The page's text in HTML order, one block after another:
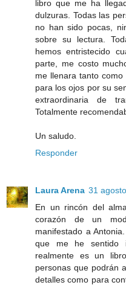
libro que me ha
dulzuras. Todas las
no han sido pocas,
sobre su lectura.
hemos entristecido
parte, me costo
me llenara tanto
para los ojos por su
extraordinaria de
Totalmente
Un saludo.
Responder
Laura Arena 31
En un rincón del
corazón de un
manifestado a
que me he sentido
realmente es un
personas que podrán
detalles como para